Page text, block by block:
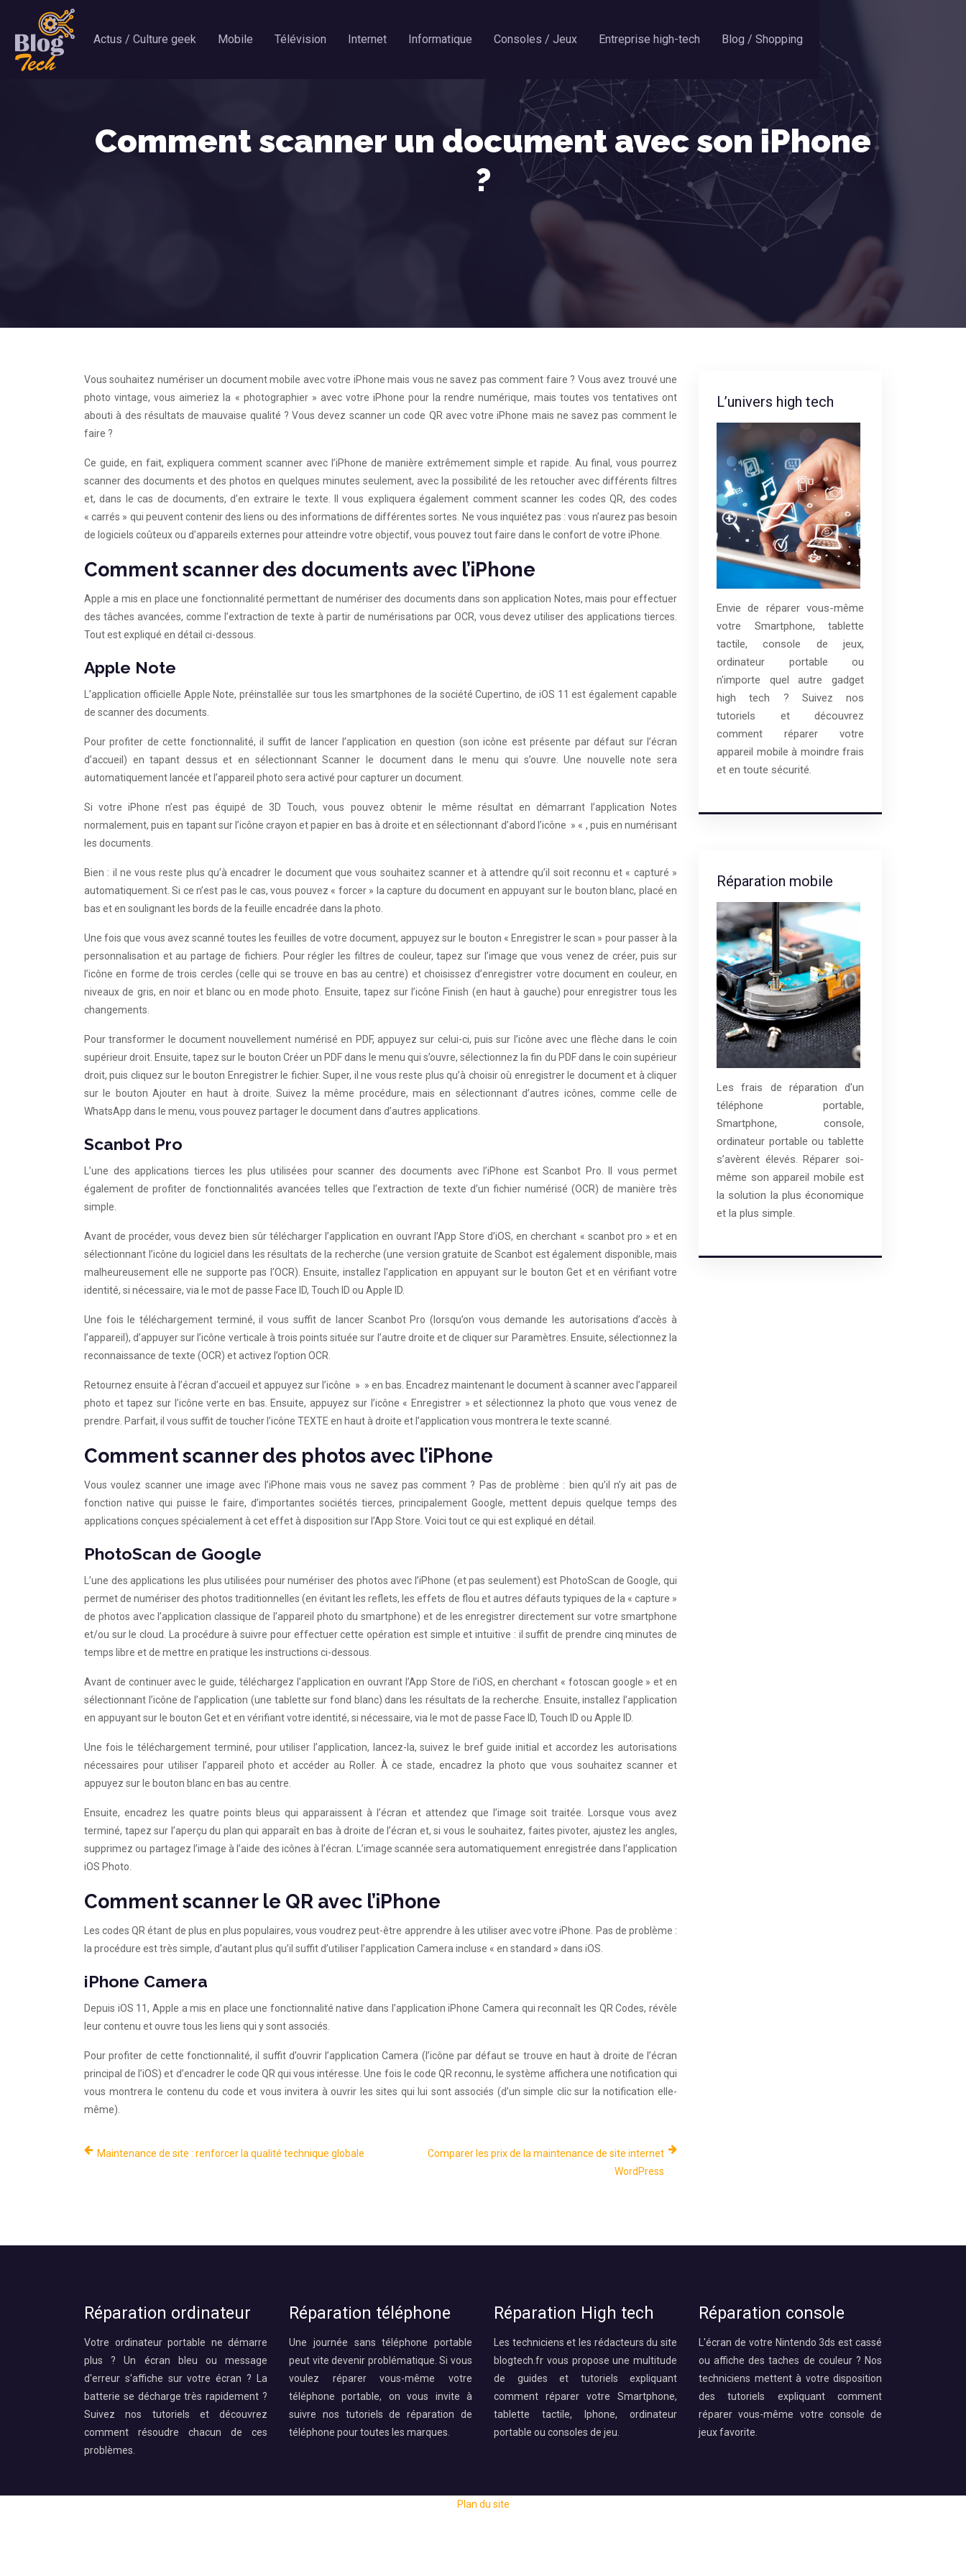
Actus / Culture geek Mobile Télévision Internet Informatique Consoles / Jeux Entreprise high-tech Blog / Shopping
Comment scanner un document avec son iPhone
?
Vous souhaitez numériser un document mobile avec votre iPhone mais vous ne savez pas comment faire ? Vous avez trouvé une
photo vintage, vous aimeriez la « photographier » avec votre iPhone pour la rendre numérique, mais toutes vos tentatives ont
abouti à des résultats de mauvaise qualité ? Vous devez scanner un code QR avec votre iPhone mais ne savez pas comment le
faire ?
Ce guide, en fait, expliquera comment scanner avec l’iPhone de manière extrêmement simple et rapide. Au final, vous pourrez
scanner des documents et des photos en quelques minutes seulement, avec la possibilité de les retoucher avec différents filtres
et, dans le cas de documents, d’en extraire le texte. Il vous expliquera également comment scanner les codes QR, des codes
« carrés » qui peuvent contenir des liens ou des informations de différentes sortes. Ne vous inquiétez pas : vous n’aurez pas besoin
de logiciels coûteux ou d’appareils externes pour atteindre votre objectif, vous pouvez tout faire dans le confort de votre iPhone.
Comment scanner des documents avec l’iPhone
Apple a mis en place une fonctionnalité permettant de numériser des documents dans son application Notes, mais pour effectuer
des tâches avancées, comme l’extraction de texte à partir de numérisations par OCR, vous devez utiliser des applications tierces.
Tout est expliqué en détail ci-dessous.
Apple Note
L’application officielle Apple Note, préinstallée sur tous les smartphones de la société Cupertino, de iOS 11 est également capable
de scanner des documents.
Pour profiter de cette fonctionnalité, il suffit de lancer l’application en question (son icône est présente par défaut sur l’écran
d’accueil) en tapant dessus et en sélectionnant Scanner le document dans le menu qui s’ouvre. Une nouvelle note sera
automatiquement lancée et l’appareil photo sera activé pour capturer un document.
Si votre iPhone n’est pas équipé de 3D Touch, vous pouvez obtenir le même résultat en démarrant l’application Notes
normalement, puis en tapant sur l’icône crayon et papier en bas à droite et en sélectionnant d’abord l’icône » « , puis en numérisant
les documents.
Bien : il ne vous reste plus qu’à encadrer le document que vous souhaitez scanner et à attendre qu’il soit reconnu et « capturé »
automatiquement. Si ce n’est pas le cas, vous pouvez « forcer » la capture du document en appuyant sur le bouton blanc, placé en
bas et en soulignant les bords de la feuille encadrée dans la photo.
Une fois que vous avez scanné toutes les feuilles de votre document, appuyez sur le bouton « Enregistrer le scan » pour passer à la
personnalisation et au partage de fichiers. Pour régler les filtres de couleur, tapez sur l’image que vous venez de créer, puis sur
l’icône en forme de trois cercles (celle qui se trouve en bas au centre) et choisissez d’enregistrer votre document en couleur, en
niveaux de gris, en noir et blanc ou en mode photo. Ensuite, tapez sur l’icône Finish (en haut à gauche) pour enregistrer tous les
changements.
Pour transformer le document nouvellement numérisé en PDF, appuyez sur celui-ci, puis sur l’icône avec une flèche dans le coin
supérieur droit. Ensuite, tapez sur le bouton Créer un PDF dans le menu qui s’ouvre, sélectionnez la fin du PDF dans le coin supérieur
droit, puis cliquez sur le bouton Enregistrer le fichier. Super, il ne vous reste plus qu’à choisir où enregistrer le document et à cliquer
sur le bouton Ajouter en haut à droite. Suivez la même procédure, mais en sélectionnant d’autres icônes, comme celle de
WhatsApp dans le menu, vous pouvez partager le document dans d’autres applications.
Scanbot Pro
L’une des applications tierces les plus utilisées pour scanner des documents avec l’iPhone est Scanbot Pro. Il vous permet
également de profiter de fonctionnalités avancées telles que l’extraction de texte d’un fichier numérisé (OCR) de manière très
simple.
Avant de procéder, vous devez bien sûr télécharger l’application en ouvrant l’App Store d’iOS, en cherchant « scanbot pro » et en
sélectionnant l’icône du logiciel dans les résultats de la recherche (une version gratuite de Scanbot est également disponible, mais
malheureusement elle ne supporte pas l’OCR). Ensuite, installez l’application en appuyant sur le bouton Get et en vérifiant votre
identité, si nécessaire, via le mot de passe Face ID, Touch ID ou Apple ID.
Une fois le téléchargement terminé, il vous suffit de lancer Scanbot Pro (lorsqu’on vous demande les autorisations d’accès à
l’appareil), d’appuyer sur l’icône verticale à trois points située sur l’autre droite et de cliquer sur Paramètres. Ensuite, sélectionnez la
reconnaissance de texte (OCR) et activez l’option OCR.
Retournez ensuite à l’écran d’accueil et appuyez sur l’icône » » en bas. Encadrez maintenant le document à scanner avec l’appareil
photo et tapez sur l’icône verte en bas. Ensuite, appuyez sur l’icône « Enregistrer » et sélectionnez la photo que vous venez de
prendre. Parfait, il vous suffit de toucher l’icône TEXTE en haut à droite et l’application vous montrera le texte scanné.
Comment scanner des photos avec l’iPhone
Vous voulez scanner une image avec l’iPhone mais vous ne savez pas comment ? Pas de problème : bien qu’il n’y ait pas de
fonction native qui puisse le faire, d’importantes sociétés tierces, principalement Google, mettent depuis quelque temps des
applications conçues spécialement à cet effet à disposition sur l’App Store. Voici tout ce qui est expliqué en détail.
PhotoScan de Google
L’une des applications les plus utilisées pour numériser des photos avec l’iPhone (et pas seulement) est PhotoScan de Google, qui
permet de numériser des photos traditionnelles (en évitant les reflets, les effets de flou et autres défauts typiques de la « capture »
de photos avec l’application classique de l’appareil photo du smartphone) et de les enregistrer directement sur votre smartphone
et/ou sur le cloud. La procédure à suivre pour effectuer cette opération est simple et intuitive : il suffit de prendre cinq minutes de
temps libre et de mettre en pratique les instructions ci-dessous.
Avant de continuer avec le guide, téléchargez l’application en ouvrant l’App Store de l’iOS, en cherchant « fotoscan google » et en
sélectionnant l’icône de l’application (une tablette sur fond blanc) dans les résultats de la recherche. Ensuite, installez l’application
en appuyant sur le bouton Get et en vérifiant votre identité, si nécessaire, via le mot de passe Face ID, Touch ID ou Apple ID.
Une fois le téléchargement terminé, pour utiliser l’application, lancez-la, suivez le bref guide initial et accordez les autorisations
nécessaires pour utiliser l’appareil photo et accéder au Roller. À ce stade, encadrez la photo que vous souhaitez scanner et
appuyez sur le bouton blanc en bas au centre.
Ensuite, encadrez les quatre points bleus qui apparaissent à l’écran et attendez que l’image soit traitée. Lorsque vous avez
terminé, tapez sur l’aperçu du plan qui apparaît en bas à droite de l’écran et, si vous le souhaitez, faites pivoter, ajustez les angles,
supprimez ou partagez l’image à l’aide des icônes à l’écran. L’image scannée sera automatiquement enregistrée dans l’application
iOS Photo.
Comment scanner le QR avec l’iPhone
Les codes QR étant de plus en plus populaires, vous voudrez peut-être apprendre à les utiliser avec votre iPhone. Pas de problème :
la procédure est très simple, d’autant plus qu’il suffit d’utiliser l’application Camera incluse « en standard » dans iOS.
iPhone Camera
Depuis iOS 11, Apple a mis en place une fonctionnalité native dans l’application iPhone Camera qui reconnaît les QR Codes, révèle
leur contenu et ouvre tous les liens qui y sont associés.
Pour profiter de cette fonctionnalité, il suffit d’ouvrir l’application Camera (l’icône par défaut se trouve en haut à droite de l’écran
principal de l’iOS) et d’encadrer le code QR qui vous intéresse. Une fois le code QR reconnu, le système affichera une notification qui
vous montrera le contenu du code et vous invitera à ouvrir les sites qui lui sont associés (d’un simple clic sur la notification elle-
même).
Maintenance de site : renforcer la qualité technique globale
Comparer les prix de la maintenance de site internet
WordPress
L’univers high tech
Envie de réparer vous-même
votre Smartphone, tablette
tactile, console de jeux,
ordinateur portable ou
n'importe quel autre gadget
high tech ? Suivez nos
tutoriels et découvrez
comment réparer votre
appareil mobile à moindre frais
et en toute sécurité.
Réparation mobile
Les frais de réparation d'un
téléphone portable,
Smartphone, console,
ordinateur portable ou tablette
s’avèrent élevés. Réparer soi-
même son appareil mobile est
la solution la plus économique
et la plus simple.
Réparation ordinateur
Votre ordinateur portable ne démarre
plus ? Un écran bleu ou message
d'erreur s'affiche sur votre écran ? La
batterie se décharge très rapidement ?
Suivez nos tutoriels et découvrez
comment résoudre chacun de ces
problèmes.
Réparation téléphone
Une journée sans téléphone portable
peut vite devenir problématique. Si vous
voulez réparer vous-même votre
téléphone portable, on vous invite à
suivre nos tutoriels de réparation de
téléphone pour toutes les marques.
Réparation High tech
Les techniciens et les rédacteurs du site
blogtech.fr vous propose une multitude
de guides et tutoriels expliquant
comment réparer votre Smartphone,
tablette tactile, Iphone, ordinateur
portable ou consoles de jeu.
Réparation console
L'écran de votre Nintendo 3ds est cassé
ou affiche des taches de couleur ? Nos
techniciens mettent à votre disposition
des tutoriels expliquant comment
réparer vous-même votre console de
jeux favorite.
Plan du site